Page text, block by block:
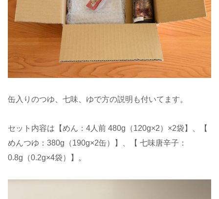
缶入りのつゆ、七味、ゆで方の説明も付いてます。
セット内容は【めん：4人前 480g（120g×2）×2袋】、【
めんつゆ：380g（190g×2缶）】、【 七味唐辛子：
0.8g（0.2g×4袋）】。